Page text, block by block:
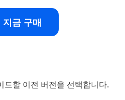
지금 구매
드할 이전 버전을 선택합니다.